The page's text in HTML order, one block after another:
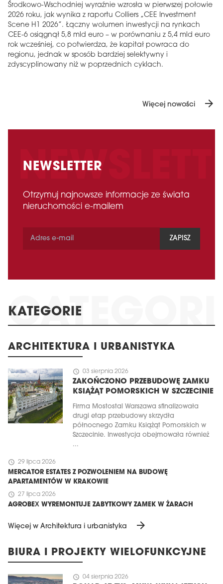
Środkowo-Wschodniej wyraźnie wzrosła w pierwszej połowie
2026 roku, jak wynika z raportu Colliers „CEE Investment
Scene H1 2026”. Łączny wolumen inwestycji na rynkach
CEE-6 osiągnął 5,8 mld euro – w porównaniu z 5,4 mld euro
rok wcześniej, co potwierdza, że ​​kapitał powraca do
regionu, jednak w sposób bardziej selektywny i
zdyscyplinowany niż w poprzednich cyklach.
Więcej nowości arrow_forward
NEWSLETTER
Otrzymuj najnowsze informacje ze świata
nieruchomości e-mailem
ZAPISZ
KATEGORIE
ARCHITEKTURA I URBANISTYKA
schedule 03 sierpnia 2026
ZAKOŃCZONO PRZEBUDOWĘ ZAMKU
KSIĄŻĄT POMORSKICH W SZCZECINIE
Firma Mostostal Warszawa sfinalizowała
drugi etap przebudowy skrzydła
północnego Zamku Książąt Pomorskich w
Szczecinie. Inwestycja obejmowała również
...
schedule 29 lipca 2026
MERCATOR ESTATES Z POZWOLENIEM NA BUDOWĘ
APARTAMENTÓW W KRAKOWIE
schedule 27 lipca 2026
AGROBEX WYREMONTUJE ZABYTKOWY ZAMEK W ŻARACH
Więcej w Architektura i urbanistyka arrow_forward
BIURA I PROJEKTY WIELOFUNKCYJNE
schedule 04 sierpnia 2026